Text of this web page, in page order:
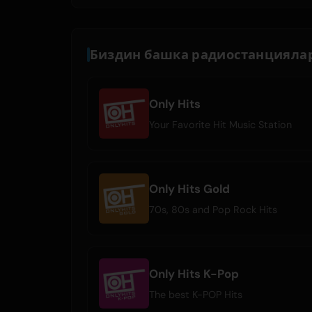
Биздин башка
Only Hits
Your Favorite Hit Music Station
Only Hits Gold
70s, 80s and Pop Rock Hits
Only Hits K-Pop
The best K-POP Hits